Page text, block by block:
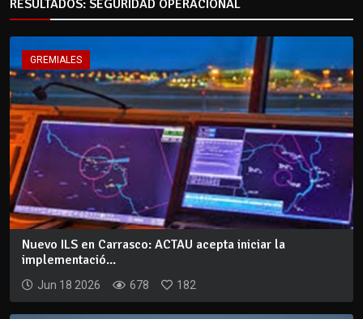
RESULTADOS: SEGURIDAD OPERACIONAL
GREMIALES
Nuevo ILS en Carrasco: ACTAU acepta iniciar la
implementació...
Jun 18 2026 678 182